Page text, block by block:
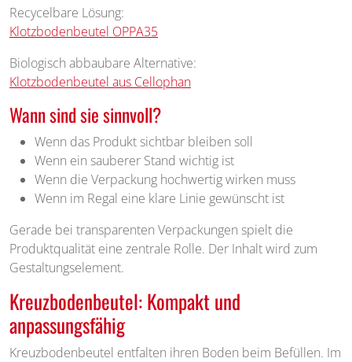
Recycelbare Lösung:
Klotzbodenbeutel OPPA35
Biologisch abbaubare Alternative:
Klotzbodenbeutel aus Cellophan
Wann sind sie sinnvoll?
Wenn das Produkt sichtbar bleiben soll
Wenn ein sauberer Stand wichtig ist
Wenn die Verpackung hochwertig wirken muss
Wenn im Regal eine klare Linie gewünscht ist
Gerade bei transparenten Verpackungen spielt die
Produktqualität eine zentrale Rolle. Der Inhalt wird zum
Gestaltungselement.
Kreuzbodenbeutel: Kompakt und
anpassungsfähig
Kreuzbodenbeutel entfalten ihren Boden beim Befüllen. Im